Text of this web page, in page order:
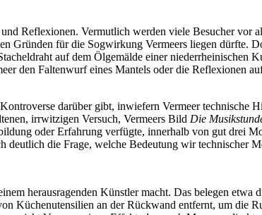
Reflexionen. Vermutlich werden viele Besucher vor
Gründen für die Sogwirkung Vermeers liegen dürfte.
auf dem Ölgemälde einer niederrheinischen
den Faltenwurf eines Mantels oder die Reflexionen
darüber gibt, inwiefern Vermeer technische
irrwitzigen Versuch, Vermeers Bild Die
oder Erfahrung verfügte, innerhalb von gut drei
die Frage, welche Bedeutung wir technischer
herausragenden Künstler macht. Das belegen etwa
Küchenutensilien an der Rückwand entfernt, um die